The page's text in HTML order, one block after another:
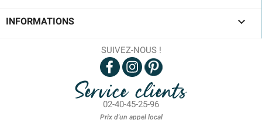
INFORMATIONS 
SUIVEZ-NOUS !
Service clients
02-40-45-25-96
Prix d'un appel local